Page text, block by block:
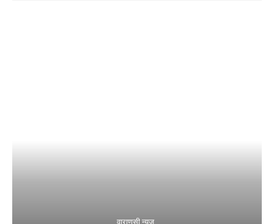
वाराणसी न्यूज़